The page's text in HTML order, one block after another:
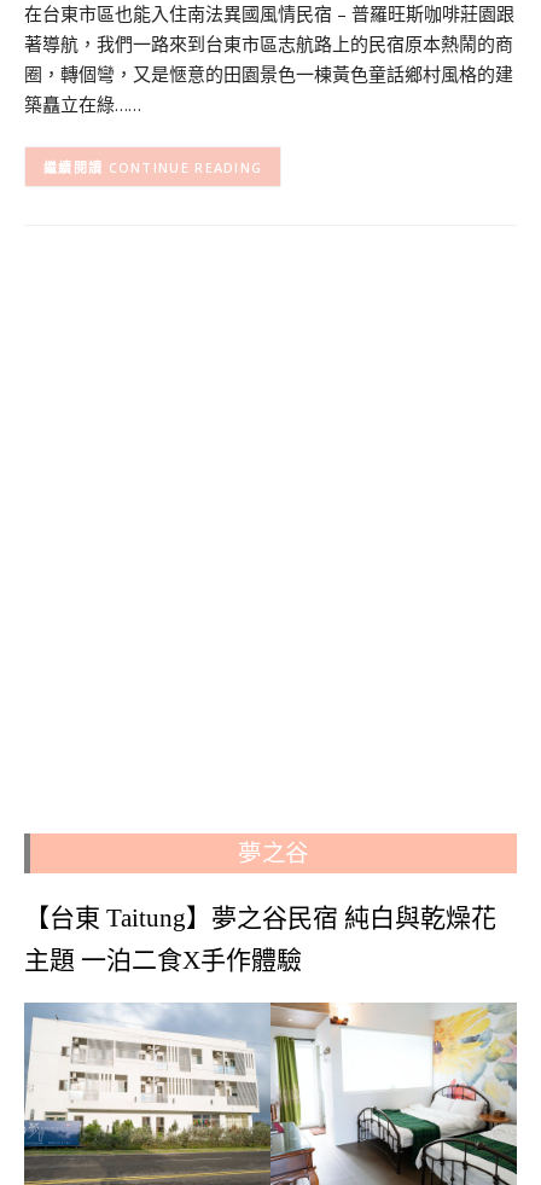
在台東市區也能入住南法異國風情民宿 – 普羅旺斯咖啡莊園跟
著導航，我們一路來到台東市區志航路上的民宿原本熱鬧的商
圈，轉個彎，又是愜意的田園景色一棟黃色童話鄉村風格的建
築矗立在綠……
CONTINUE READING
夢之谷
【台東 Taitung】夢之谷民宿 純白與乾燥花
主題 一泊二食X手作體驗